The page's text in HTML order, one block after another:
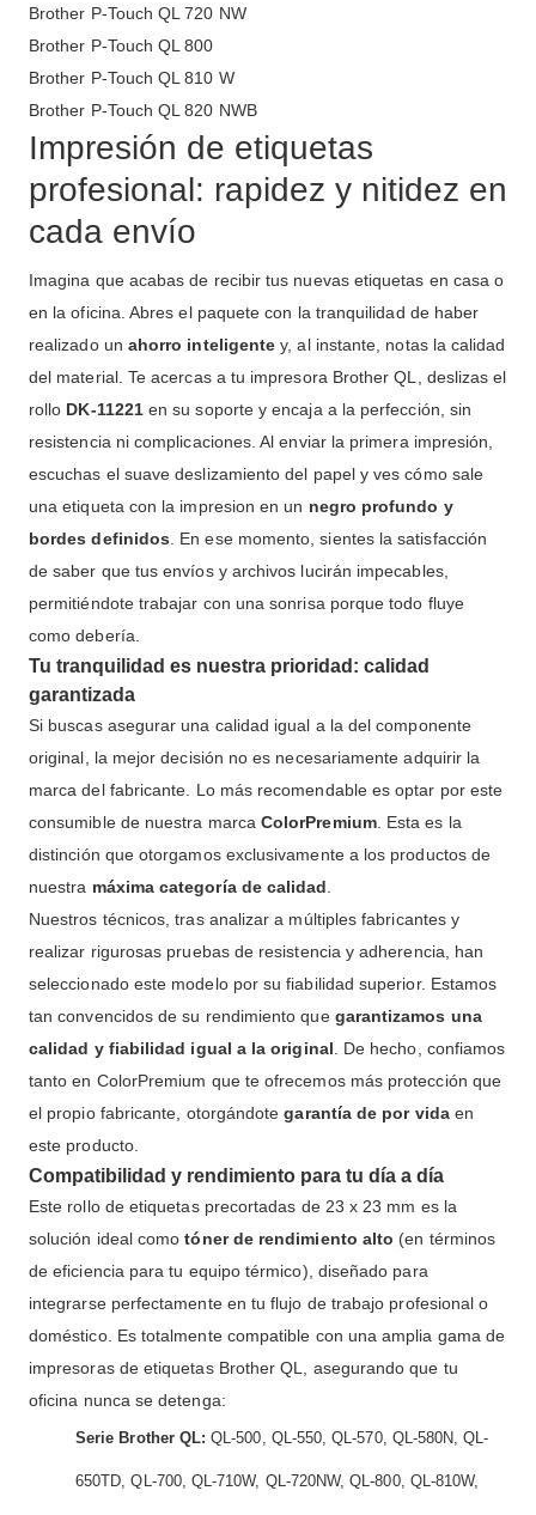
Brother P-Touch QL 720 NW
Brother P-Touch QL 800
Brother P-Touch QL 810 W
Brother P-Touch QL 820 NWB
Impresión de etiquetas
profesional: rapidez y nitidez en
cada envío
Imagina que acabas de recibir tus nuevas etiquetas en casa o
en la oficina. Abres el paquete con la tranquilidad de haber
realizado un ahorro inteligente y, al instante, notas la calidad
del material. Te acercas a tu impresora Brother QL, deslizas el
rollo DK-11221en su soporte y encaja a la perfección, sin
resistencia ni complicaciones. Al enviar la primera impresión,
escuchas el suave deslizamiento del papel y ves cómo sale
una etiqueta con la impresion en un negro profundo y
bordes definidos. En ese momento, sientes la satisfacción
de saber que tus envíos y archivos lucirán impecables,
permitiéndote trabajar con una sonrisa porque todo fluye
como debería.
Tu tranquilidad es nuestra prioridad: calidad
garantizada
Si buscas asegurar una calidad igual a la del componente
original, la mejor decisión no es necesariamente adquirir la
marca del fabricante. Lo más recomendable es optar por este
consumible de nuestra marca ColorPremium. Esta es la
distinción que otorgamos exclusivamente a los productos de
nuestra máxima categoría de calidad.
Nuestros técnicos, tras analizar a múltiples fabricantes y
realizar rigurosas pruebas de resistencia y adherencia, han
seleccionado este modelo por su fiabilidad superior. Estamos
tan convencidos de su rendimiento que garantizamos una
calidad y fiabilidad igual a la original. De hecho, confiamos
tanto en ColorPremium que te ofrecemos más protección que
el propio fabricante, otorgándotegarantía de por vidaen
este producto.
Compatibilidad y rendimiento para tu día a día
Este rollo de etiquetas precortadas de 23 x 23 mm es la
solución ideal comotóner de rendimiento alto (en términos
de eficiencia para tu equipo térmico), diseñado para
integrarse perfectamente en tu flujo de trabajo profesional o
doméstico. Es totalmente compatible con una amplia gama de
impresoras de etiquetas Brother QL, asegurando que tu
oficina nunca se detenga:
Serie Brother QL: QL-500, QL-550, QL-570, QL-580N, QL-
650TD, QL-700, QL-710W, QL-720NW, QL-800, QL-810W,